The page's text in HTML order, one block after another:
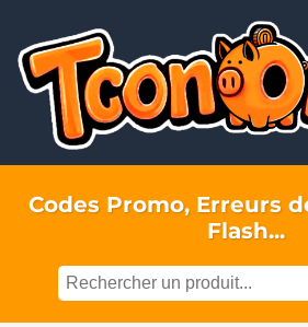
Codes Promo, Erreurs
Flash...